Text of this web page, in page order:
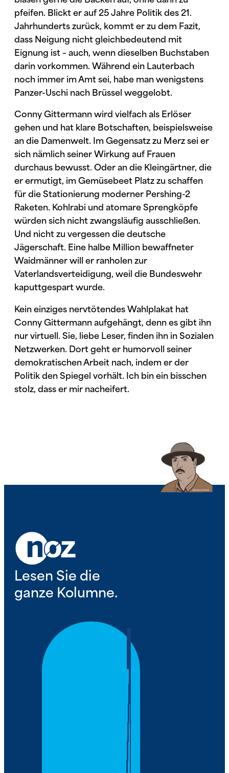
pfeifen. Blickt er auf 25 Jahre Politik des 21.
Jahrhunderts zurück, kommt er zu dem Fazit,
dass Neigung nicht gleichbedeutend mit
Eignung ist – auch, wenn dieselben Buchstaben
darin vorkommen. Während ein Lauterbach
noch immer im Amt sei, habe man wenigstens
Panzer-Uschi nach Brüssel weggelobt.
Conny Gittermann wird vielfach als Erlöser
gehen und hat klare Botschaften, beispielsweise
an die Damenwelt. Im Gegensatz zu Merz sei er
sich nämlich seiner Wirkung auf Frauen
durchaus bewusst. Oder an die Kleingärtner, die
er ermutigt, im Gemüsebeet Platz zu schaffen
für die Stationierung moderner Pershing-2
Raketen. Kohlrabi und atomare Sprengköpfe
würden sich nicht zwangsläufig ausschließen.
Und nicht zu vergessen die deutsche
Jägerschaft. Eine halbe Million bewaffneter
Waidmänner will er ranholen zur
Vaterlandsverteidigung, weil die Bundeswehr
kaputtgespart wurde.
Kein einziges nervtötendes Wahlplakat hat
Conny Gittermann aufgehängt, denn es gibt ihn
nur virtuell. Sie, liebe Leser, finden ihn in Sozialen
Netzwerken. Dort geht er humorvoll seiner
demokratischen Arbeit nach, indem er der
Politik den Spiegel vorhält. Ich bin ein bisschen
stolz, dass er mir nacheifert.
Lesen Sie die
ganze Kolumne.